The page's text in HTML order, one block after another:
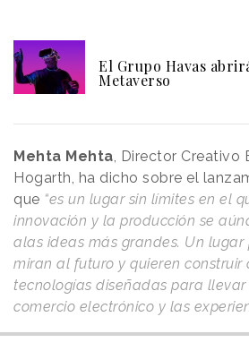
El Grupo Havas
Metaverso
Mehta Mehta, Director Creativo
Hogarth, ha dicho sobre el
que “es un lugar sin límites en el
innovación y la producción se
alas ideas más grandes. Un lugar
miran al futuro y quieren
tecnologías diseñadas para
comercio electrónico y las